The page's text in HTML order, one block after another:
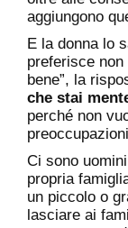
aggiungono
E la donna lo
preferisce non
bene”, la
che stai
perché non
Ci sono
propria
un piccolo o
lasciare ai